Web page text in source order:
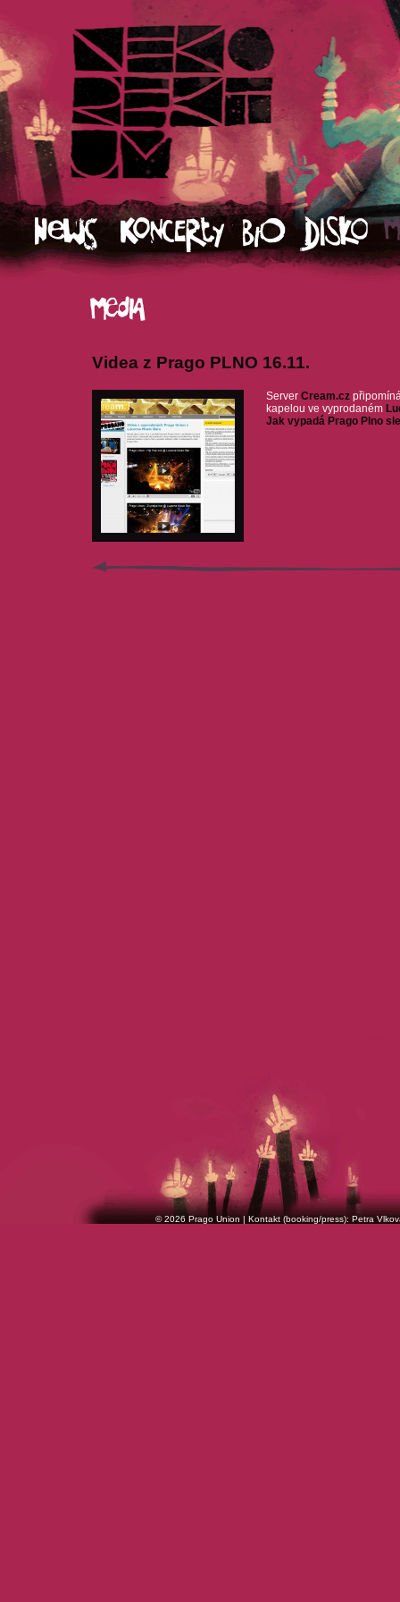
Videa z Prago PLNO 16.11.
Server Cream.cz
kapelou ve vyprodaném
Jak vypadá Prago Plno
© 2026 Prago Union | Kontakt (booking/press): Petra